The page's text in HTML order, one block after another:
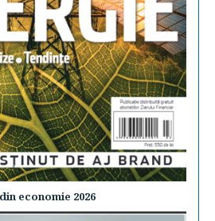
economie 2026